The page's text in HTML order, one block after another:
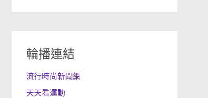
輪播連結
流行時尚新聞網
天天看運動